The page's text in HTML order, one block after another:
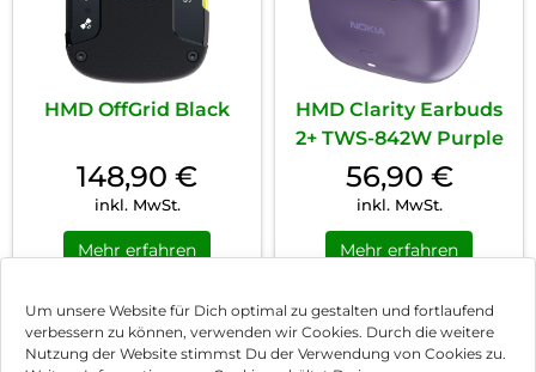
Um unsere Website für Dich optimal zu gestalten und fortlaufend
verbessern zu können, verwenden wir Cookies. Durch die weitere
Nutzung der Website stimmst Du der Verwendung von Cookies zu.
HMD OffGrid Black
148,90 €
inkl. MwSt.
Mehr erfahren
HMD Clarity Earbuds
2+ TWS-842W Purple
56,90 €
inkl. MwSt.
Mehr erfahren